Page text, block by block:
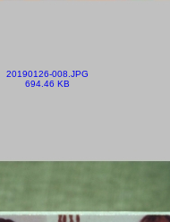
20190126-008.JPG
694.46 KB